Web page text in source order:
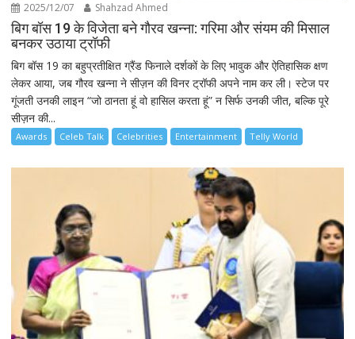
2025/12/07 Shahzad Ahmed
बिग बॉस 19 के विजेता बने गौरव खन्ना: गरिमा और संयम की मिसाल
बनकर उठाया ट्रॉफी
बिग बॉस 19 का बहुप्रतीक्षित ग्रैंड फिनाले दर्शकों के लिए भावुक और ऐतिहासिक क्षण
लेकर आया, जब गौरव खन्ना ने सीज़न की विनर ट्रॉफी अपने नाम कर ली। स्टेज पर
गूंजती उनकी लाइन “जो ठानता हूं वो हासिल करता हूं” न सिर्फ उनकी जीत, बल्कि पूरे
सीज़न की...
Awards Celeb Talk Celebrities Entertainment Telly World